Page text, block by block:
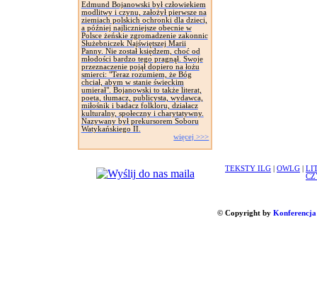
Edmund Bojanowski był człowiekiem
modlitwy i czynu, założył pierwsze na
ziemiach polskich ochronki dla dzieci,
a później najliczniejsze obecnie w
Polsce żeńskie zgromadzenie zakonnic
Służebniczek Najświętszej Marii
Panny. Nie został księdzem, choć od
młodości bardzo tego pragnął. Swoje
przeznaczenie pojął dopiero na łożu
smierci: "Teraz rozumiem, że Bóg
chciał, abym w stanie świeckim
umierał". Bojanowski to także literat,
poeta, tłumacz, publicysta, wydawca,
miłośnik i badacz folkloru, działacz
kulturalny, społeczny i charytatywny.
Nazywany był prekursorem Soboru
Watykańskiego II.
więcej >>>
TEKSTY ILG OWLG
© Copyright by Konferencja